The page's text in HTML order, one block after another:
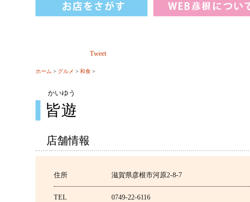
Tweet
ホーム > グルメ > 和食 >
かいゆう
皆遊
店舗情報
住所 滋賀県彦根市河原2-8-7
TEL 0749-22-6116